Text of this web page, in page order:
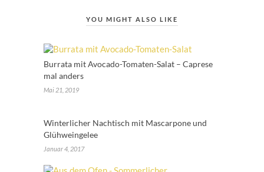
YOU MIGHT ALSO LIKE
Burrata mit Avocado-Tomaten-Salat – Caprese
mal anders
Mai 21, 2019
Winterlicher Nachtisch mit Mascarpone und
Glühweingelee
Januar 4, 2017